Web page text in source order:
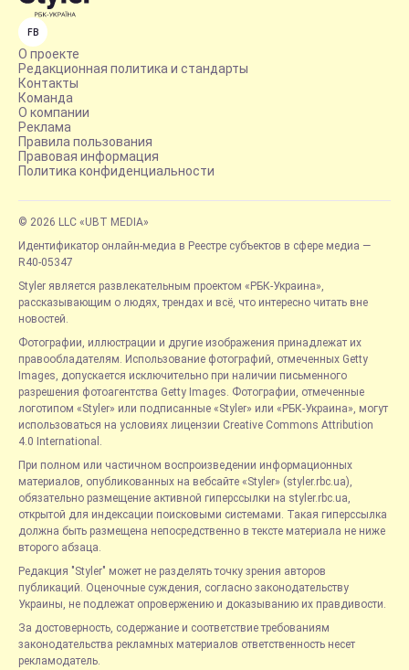
FB
О проекте
Редакционная политика и стандарты
Контакты
Команда
О компании
Реклама
Правила пользования
Правовая информация
Политика конфиденциальности
© 2026 LLC «UBT MEDIA»
Идентификатор онлайн-медиа в Реестре субъектов в сфере медиа —
R40-05347
Styler является развлекательным проектом «РБК-Украина»,
рассказывающим о людях, трендах и всё, что интересно читать вне
новостей.
Фотографии, иллюстрации и другие изображения принадлежат их
правообладателям. Использование фотографий, отмеченных Getty
Images, допускается исключительно при наличии письменного
разрешения фотоагентства Getty Images. Фотографии, отмеченные
логотипом «Styler» или подписанные «Styler» или «РБК-Украина», могут
использоваться на условиях лицензии Creative Commons Attribution
4.0 International.
При полном или частичном воспроизведении информационных
материалов, опубликованных на вебсайте «Styler» (styler.rbc.ua),
обязательно размещение активной гиперссылки на styler.rbc.ua,
открытой для индексации поисковыми системами. Такая гиперссылка
должна быть размещена непосредственно в тексте материала не ниже
второго абзаца.
Редакция "Styler" может не разделять точку зрения авторов
публикаций. Оценочные суждения, согласно законодательству
Украины, не подлежат опровержению и доказыванию их правдивости.
За достоверность, содержание и соответствие требованиям
законодательства рекламных материалов ответственность несет
рекламодатель.